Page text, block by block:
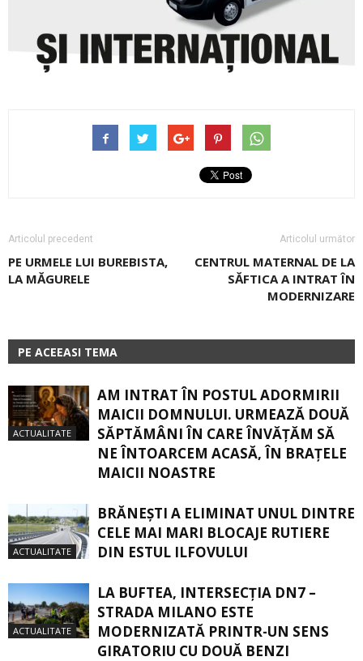
Articolul precedent
PE URMELE LUI ­BUREBISTA,
LA ­MĂGURELE
Articolul următor
CENTRUL MATERNAL DE LA
SĂFTICA A INTRAT ÎN
MODERNIZARE
PE ACEEASI TEMA
ACTUALITATE
AM INTRAT ÎN POSTUL ADORMIRII
MAICII DOMNULUI. URMEAZĂ DOUĂ
SĂPTĂMÂNI ÎN CARE ÎNVĂŢĂM SĂ
NE ÎNTOARCEM ACASĂ, ÎN BRAŢELE
MAICII NOASTRE
ACTUALITATE
BRĂNEȘTI A ELIMINAT UNUL DINTRE
CELE MAI MARI BLOCAJE RUTIERE
DIN ESTUL ILFOVULUI
ACTUALITATE
LA BUFTEA, INTERSECŢIA DN7 –
STRADA MILANO ESTE
MODERNIZATĂ PRINTR-UN SENS
GIRATORIU CU DOUĂ BENZI